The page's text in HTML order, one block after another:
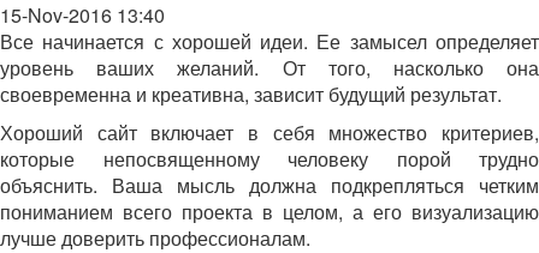
15-Nov-2016 13:40
Все начинается с хорошей идеи. Ее замысел определяет
уровень ваших желаний. От того, насколько она
своевременна и креативна, зависит будущий результат.
Хороший сайт включает в себя множество критериев,
которые непосвященному человеку порой трудно
объяснить. Ваша мысль должна подкрепляться четким
пониманием всего проекта в целом, а его визуализацию
лучше доверить профессионалам.